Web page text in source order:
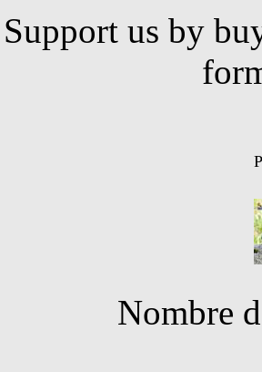
Support us by
Nombre